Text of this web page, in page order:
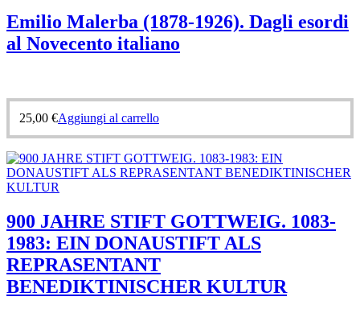
Emilio Malerba (1878-1926). Dagli esordi
al Novecento italiano
25,00 €Aggiungi al carrello
900 JAHRE STIFT GOTTWEIG. 1083-
1983: EIN DONAUSTIFT ALS
REPRASENTANT
BENEDIKTINISCHER KULTUR